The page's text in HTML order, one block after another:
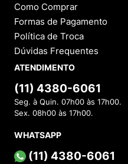
Como Comprar
Formas de Pagamento
Política de Troca
Dúvidas Frequentes
ATENDIMENTO
(11) 4380-6061
Seg. à Quin. 07h00 às 17h00.
Sex. 08h00 às 17h00.
WHATSAPP
(11) 4380-6061